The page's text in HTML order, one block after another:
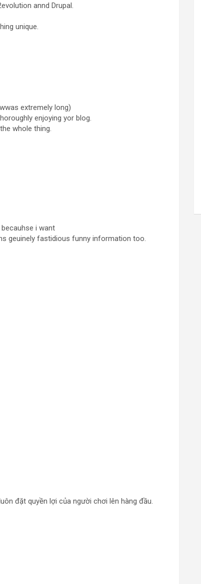
annd Drupal.
unique.
extremely long)
enjoying yor blog.
whole thing.
i want
geuinely fastidious funny information too.
đặt quyền lợi của người chơi lên hàng đầu.